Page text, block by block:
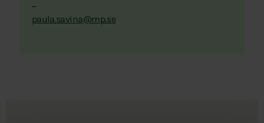
–
paula.savina@mp.se